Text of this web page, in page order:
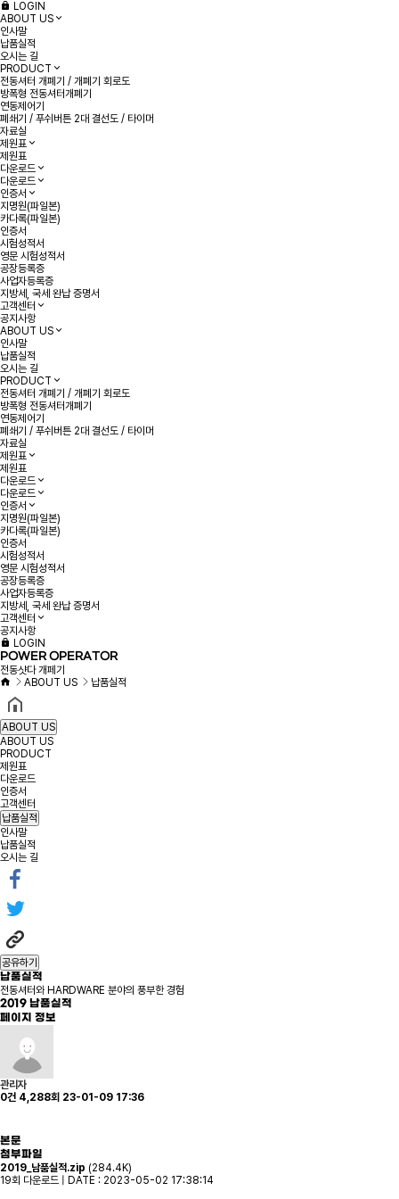
LOGIN
ABOUT US
인사말
납품실적
오시는 길
PRODUCT
전동셔터 개폐기 / 개폐기 회로도
방폭형 전동셔터개폐기
연동제어기
폐쇄기 / 푸쉬버튼 2대 결선도 / 타이머
자료실
제원표
제원표
다운로드
다운로드
인증서
지명원(파일본)
카다록(파일본)
인증서
시험성적서
영문 시험성적서
공장등록증
사업자등록증
지방세, 국세 완납 증명서
고객센터
공지사항
ABOUT US
인사말
납품실적
오시는 길
PRODUCT
전동셔터 개폐기 / 개폐기 회로도
방폭형 전동셔터개폐기
연동제어기
폐쇄기 / 푸쉬버튼 2대 결선도 / 타이머
자료실
제원표
제원표
다운로드
다운로드
인증서
지명원(파일본)
카다록(파일본)
인증서
시험성적서
영문 시험성적서
공장등록증
사업자등록증
지방세, 국세 완납 증명서
고객센터
공지사항
LOGIN
POWER OPERATOR
전동샷다 개페기
ABOUT US
납품실적
ABOUT US
ABOUT US
PRODUCT
제원표
다운로드
인증서
고객센터
납품실적
인사말
납품실적
오시는 길
공유하기
납품실적
전동셔터와 HARDWARE 분야의 풍부한 경험
2019 납품실적
페이지 정보
관리자
0건 4,288회 23-01-09 17:36
본문
첨부파일
2019_남품실적.zip (284.4K)
19회 다운로드 | DATE : 2023-05-02 17:38:14